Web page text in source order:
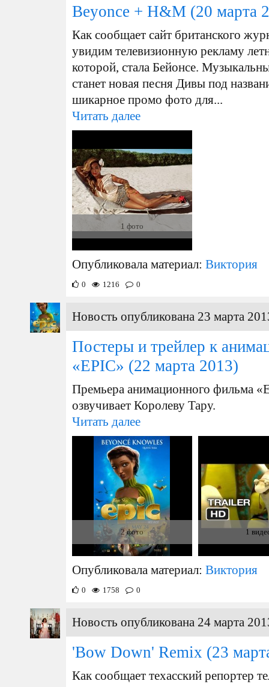
Beyonce + H&M (20 марта
Как сообщает сайт британского
увидим телевизионную рекламу
которой, стала Бейонсе.
станет новая песня Дивы под
шикарное промо фото для...
Читать далее
1 фото
Опубликовала материал: Виктория
0 1216 0
Новость опубликована 23 марта
Постеры и трейлер к
«EPIC» (22 марта 2013)
Премьера анимационного фильма
озвучивает Королеву Тару.
Читать далее
2 фото 1
Опубликовала материал: Виктория
0 1758 0
Новость опубликована 24 марта
'Bow Down' Remix (23
Как сообщает техасский репортер